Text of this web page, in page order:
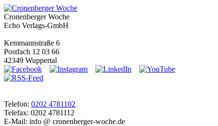
Cronenberger Woche
Echo Verlags-GmbH
Kemmannstraße 6
Postfach 12 03 66
42349 Wuppertal
Telefon: 0202 4781102
Telefax: 0202 4781112
E-Mail: info @ cronenberger-woche.de